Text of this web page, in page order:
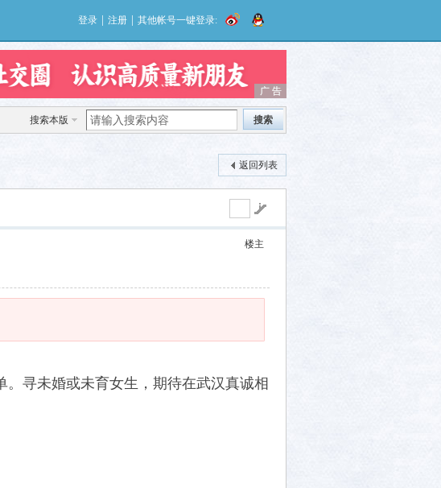
登录 注册 其他帐号一键登录:
广 告
广 告
搜索本版 搜索
返回列表
楼主
寻未婚或未育女生，期待在武汉真诚相